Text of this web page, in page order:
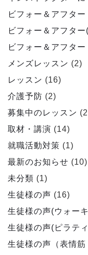
ビフォー＆アフター
ビフォー＆アフター
ビフォー＆アフタ
メンズレッスン (2)
レッスン (16)
介護予防 (2)
募集中のレッスン
取材・講演 (14)
就職活動対策 (1)
最新のお知らせ (10)
未分類 (1)
生徒様の声 (16)
生徒様の声(ウォー
生徒様の声(ピラティ
生徒様の声（表情筋